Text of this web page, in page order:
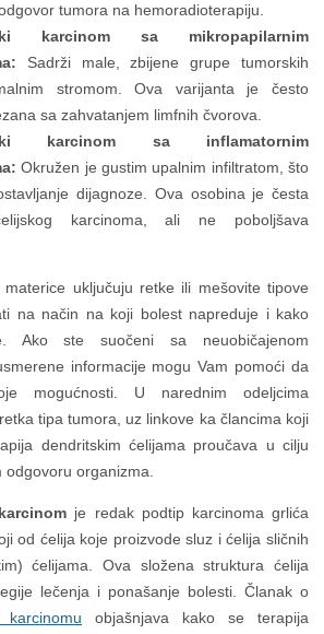
tumora na hemoradioterapiju.
karcinom sa mikropapilarnim
Sadrži male, zbijene grupe tumorskih
stromom. Ova varijanta je često
sa zahvatanjem limfnih čvorova.
karcinom sa inflamatornim
Okružen je gustim upalnim infiltratom, što
dijagnoze. Ova osobina je česta
karcinoma, ali ne poboljšava
uključuju retke ili mešovite tipove
na način na koji bolest napreduje i kako
Ako ste suočeni sa neuobičajenom
informacije mogu Vam pomoći da
mogućnosti. U narednim odeljcima
tipa tumora, uz linkove ka člancima koji
dendritskim ćelijama proučava u cilju
organizma.
je redak podtip karcinoma grlića
od ćelija koje proizvode sluz i ćelija sličnih
ćelijama. Ova složena struktura ćelija
lečenja i ponašanje bolesti. Članak o
karcinomu objašnjava kako se terapija